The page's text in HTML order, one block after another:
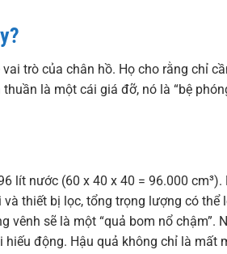
trò của chân hồ. Họ cho rằng chỉ
là một cái giá đỡ, nó là “bệ
lít nước (60 x 40 x 40 = 96.000 cm³).
thiết bị lọc, tổng trọng lượng có thể
vênh sẽ là một “quả bom nổ chậm”.
động. Hậu quả không chỉ là mất